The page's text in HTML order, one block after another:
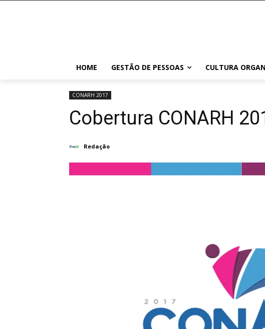
HOME GESTÃO DE PESSOAS CULTURA
CONARH 2017
Cobertura CONARH
Redação